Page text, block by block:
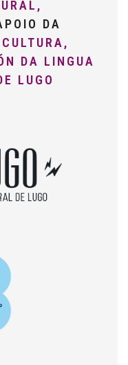
DA
DA LINGUA
LUGO